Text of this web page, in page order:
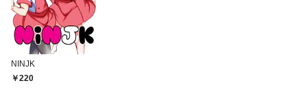
NINJK
220